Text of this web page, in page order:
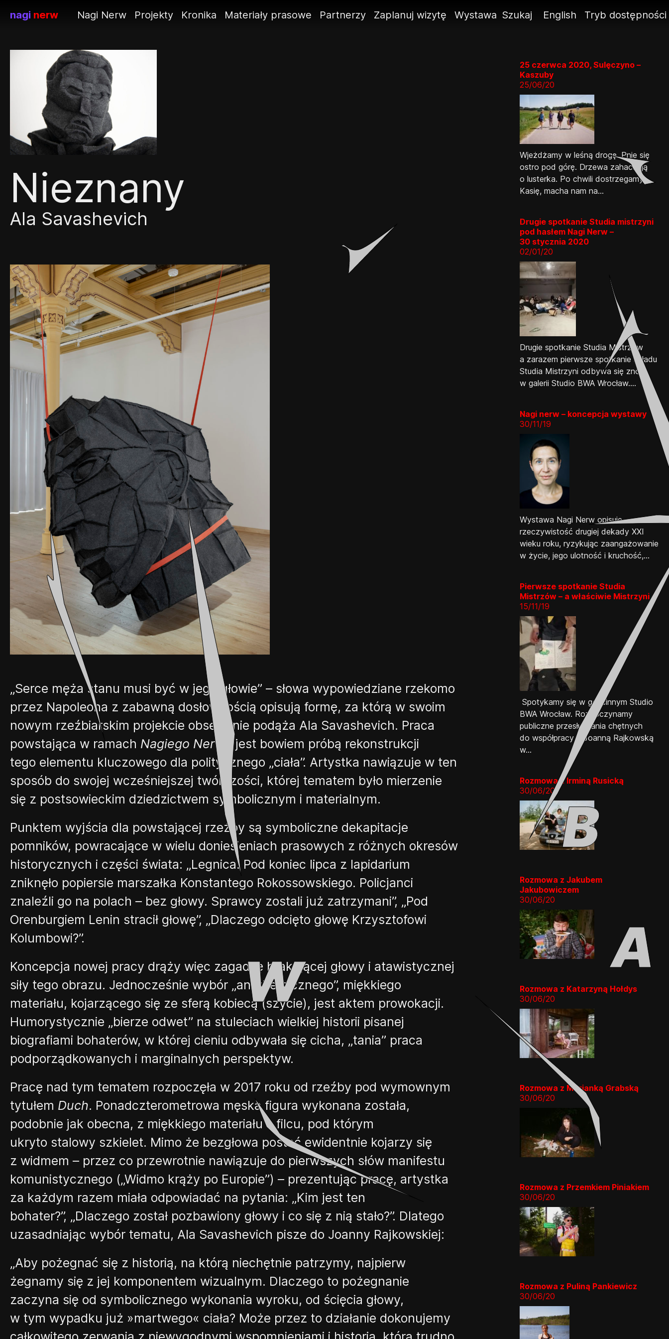
nagi nerw Nagi Nerw Projekty Kronika Materiały prasowe Partnerzy Zaplanuj wizytę Wystawa Szukaj English Tryb dostępności
25 czerwca 2020, Sulęczyno –
Kaszuby
25/06/20
Wjeżdżamy w leśną drogę. Pnie się
ostro pod górę. Drzewa zahaczają
o lusterka. Po chwili dostrzegamy
Kasię, macha nam na...
Drugie spotkanie Studia mistrzyni
pod hasłem Nagi Nerw –
30 stycznia 2020
02/01/20
Drugie spotkanie Studia Mistrzów
a zarazem pierwsze spotkanie składu
Studia Mistrzyni odbywa się znów
w galerii Studio BWA Wrocław....
Nagi nerw – koncepcja wystawy
30/11/19
Wystawa Nagi Nerw opisuje
rzeczywistość drugiej dekady XXI
wieku roku, ryzykując zaangażowanie
w życie, jego ulotność i kruchość,...
Pierwsze spotkanie Studia
Mistrzów – a właściwie Mistrzyni
15/11/19
Spotykamy się w gościnnym Studio
BWA Wrocław. Rozpoczynamy
publiczne przesłuchania chętnych
do współpracy z Joanną Rajkowską
w...
Rozmowa z Irminą Rusicką
30/06/20
Rozmowa z Jakubem
Jakubowiczem
30/06/20
Rozmowa z Katarzyną Hołdys
30/06/20
Rozmowa z Marianką Grabską
30/06/20
Rozmowa z Przemkiem Piniakiem
30/06/20
Rozmowa z Puliną Pankiewicz
30/06/20
Nieznany
Ala Savashevich
„Serce męża stanu musi być w jego głowie” – słowa wypowiedziane rzekomo
przez Napoleona z zabawną dosłownością opisują formę, za którą w swoim
nowym rzeźbiarskim projekcie obsesyjnie podąża Ala Savashevich. Praca
powstająca w ramach Nagiego Nerwu jest bowiem próbą rekonstrukcji
tego elementu kluczowego dla politycznego „ciała”. Artystka nawiązuje w ten
sposób do swojej wcześniejszej twórczości, której tematem było mierzenie
się z postsowieckim dziedzictwem symbolicznym i materialnym.
Punktem wyjścia dla powstającej rzeźby są symboliczne dekapitacje
pomników, powracające w wielu doniesieniach prasowych z różnych okresów
historycznych i części świata: „Legnica. Pod koniec lipca z lapidarium
zniknęło popiersie marszałka Konstantego Rokossowskiego. Policjanci
znaleźli go na polach – bez głowy. Sprawcy zostali już zatrzymani”, „Pod
Orenburgiem Lenin stracił głowę”, „Dlaczego odcięto głowę Krzysztofowi
Kolumbowi?”.
Koncepcja nowej pracy drąży więc zagadkę brakującej głowy i atawistycznej
siły tego obrazu. Jednocześnie wybór „antyheroicznego”, miękkiego
materiału, kojarzącego się ze sferą kobiecą (szycie), jest aktem prowokacji.
Humorystycznie „bierze odwet” na stuleciach wielkiej historii pisanej
biografiami bohaterów, w której cieniu odbywała się cicha, „tania” praca
podporządkowanych i marginalnych perspektyw.
Pracę nad tym tematem rozpoczęła w 2017 roku od rzeźby pod wymownym
tytułem Duch. Ponadczterometrowa męska figura wykonana została,
podobnie jak obecna, z miękkiego materiału–filcu, pod którym
ukryto stalowy szkielet. Mimo że bezgłowa postać ewidentnie kojarzy się
z widmem – przez co przewrotnie nawiązuje do pierwszych słów manifestu
komunistycznego („Widmo krąży po Europie”) – prezentując pracę, artystka
za każdym razem miała odpowiadać na pytania: „Kim jest ten
bohater?”, „Dlaczego został pozbawiony głowy i co się z nią stało?”. Dlatego
uzasadniając wybór tematu, Ala Savashevich pisze do Joanny Rajkowskiej:
„Aby pożegnać się z historią, na którą niechętnie patrzymy, najpierw
żegnamy się z jej komponentem wizualnym. Dlaczego to pożegnanie
zaczyna się od symbolicznego wykonania wyroku, od ścięcia głowy,
w tym wypadku już »martwego« ciała? Może przez to działanie dokonujemy